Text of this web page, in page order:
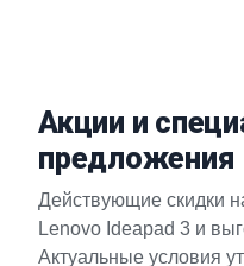
Акции и
предложения
Действующие скидки
Lenovo Ideapad 3 и
Актуальные условия